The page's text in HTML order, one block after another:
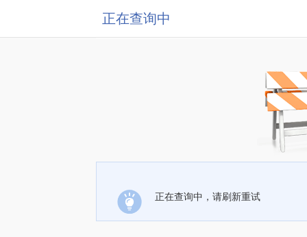
正在查询中
正在查询中，请刷新重试